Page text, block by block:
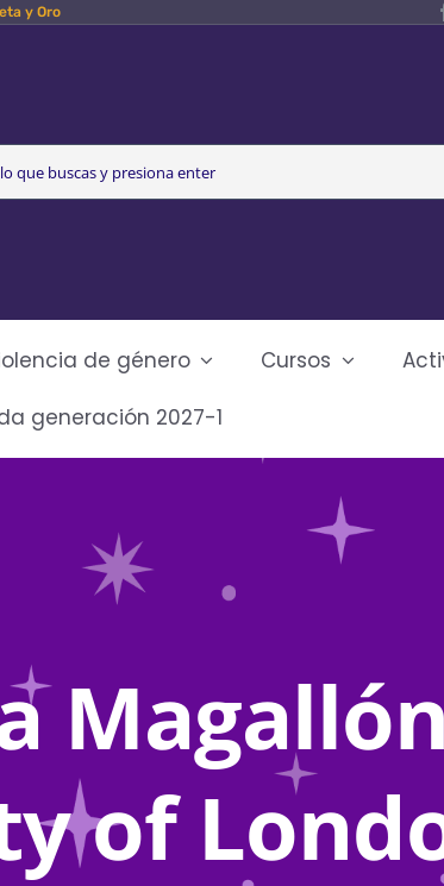
y Oro
de género Cursos
generación 2027-1
of